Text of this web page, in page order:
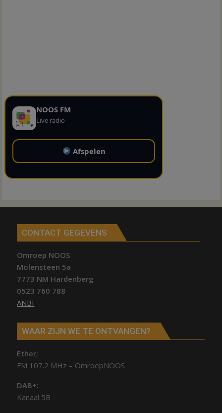
NOOS FM
Live radio
Afspelen
CONTACT GEGEVENS
Omroep NOOS
Molensteen 5a
7773 NM Hardenberg
0523 760 788
ANBI
WAAR ZIJN WE TE ONTVANGEN?
Ether;
FM 107.2 MHz – OmroepNOOS
DAB+:
Kanaal 5B